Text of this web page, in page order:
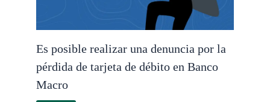
Es posible realizar una denuncia por la
pérdida de tarjeta de débito en Banco
Macro